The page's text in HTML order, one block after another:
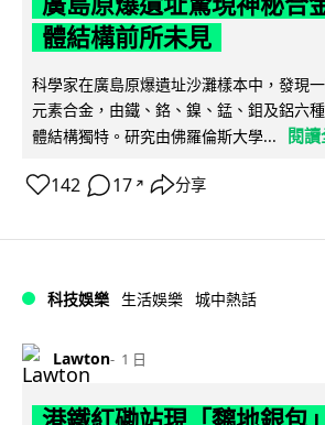
體結構前所未見
科學家在廣島原爆遺址沙灘樣本中，發現
元素合金，由鐵、鉻、鎳、錳、鉬及鋁六
體結構獨特。研究由佛羅倫斯大學...
閱
142 17 ↗ 分享
科技娛樂 生活娛樂 城中熱話
Lawton 1 日
港鐵紅磡站現「黐地銀包